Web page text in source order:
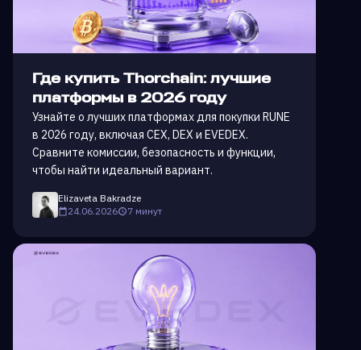
Где купить Thorchain: лучшие
платформы в 2026 году
Узнайте о лучших платформах для покупки RUNE
в 2026 году, включая CEX, DEX и EVEDEX.
Сравните комиссии, безопасность и функции,
чтобы найти идеальный вариант.
Elizaveta Bakradze
24.06.2026
7 минут